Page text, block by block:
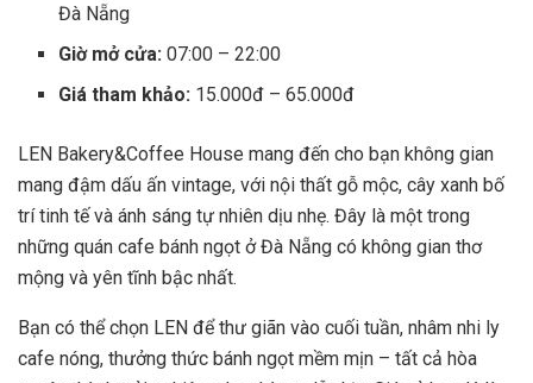
Đà Nẵng
Giờ mở cửa: 07:00 – 22:00
Giá tham khảo: 15.000đ – 65.000đ
LEN Bakery&Coffee House mang đến cho bạn không gian
mang đậm dấu ấn vintage, với nội thất gỗ mộc, cây xanh bố
trí tinh tế và ánh sáng tự nhiên dịu nhẹ. Đây là một trong
những quán cafe bánh ngọt ở Đà Nẵng có không gian thơ
mộng và yên tĩnh bậc nhất.
Bạn có thể chọn LEN để thư giãn vào cuối tuần, nhâm nhi ly
cafe nóng, thưởng thức bánh ngọt mềm mịn – tất cả hòa